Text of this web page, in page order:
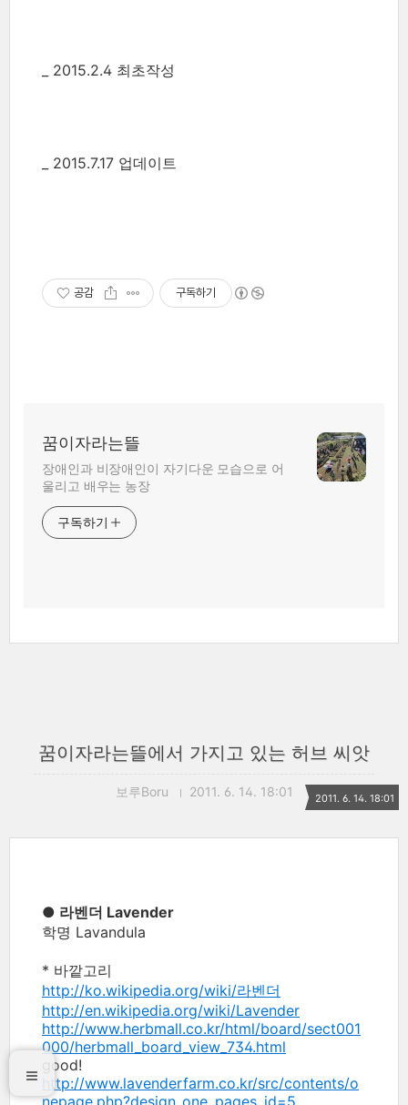
_ 2015.2.4 최초작성
_ 2015.7.17 업데이트
공감 구독하기
꿈이자라는뜰
장애인과 비장애인이 자기다운 모습으로 어
울리고 배우는 농장
구독하기
꿈이자라는뜰에서 가지고 있는 허브 씨앗
보루Boru 2011. 6. 14. 18:01 2011. 6. 14. 18:01
● 라벤더 Lavender
학명 Lavandula
* 바깥고리
http://ko.wikipedia.org/wiki/라벤더
http://en.wikipedia.org/wiki/Lavender
http://www.herbmall.co.kr/html/board/sect001
000/herbmall_board_view_734.html
good!
http://www.lavenderfarm.co.kr/src/contents/o
nepage.php?design_one_pages_id=5